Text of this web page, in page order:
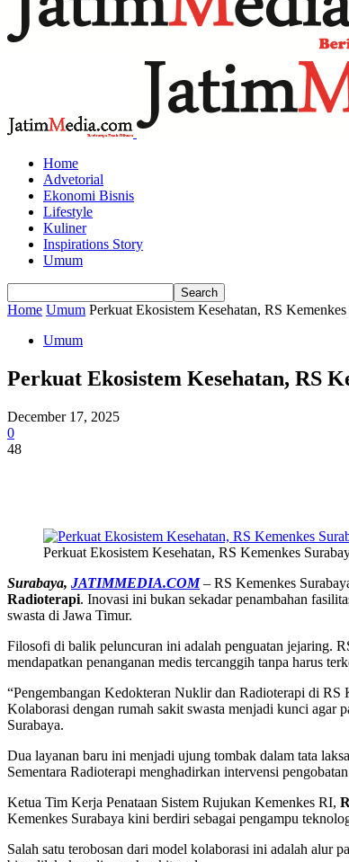
Home
Advetorial
Ekonomi Bisnis
Lifestyle
Kuliner
Inspirations Story
Umum
Home Umum Perkuat Ekosistem Kesehatan, RS
Umum
Perkuat Ekosistem Kesehatan, RS
December 17, 2025
0
48
Perkuat Ekosistem Kesehatan, RS Kemenkes
Surabaya, JATIMMEDIA.COM– RS Kemenkes
Radioterapi. Inovasi ini bukan sekadar penambahan
swasta di Jawa Timur.
Filosofi di balik peluncuran ini adalah penguatan jejaring.
mendapatkan penanganan medis tercanggih tanpa harus
“Pengembangan Kedokteran Nuklir dan Radioterapi di
Kolaborasi dengan rumah sakit swasta menjadi kunci
Surabaya.
Dua layanan baru ini menjadi ujung tombak dalam tata
Sementara Radioterapi menghadirkan intervensi
Ketua Tim Kerja Penataan Sistem Rujukan Kemenkes RI,
Kemenkes Surabaya kini berdiri sebagai pengampu
Salah satu terobosan dari model kolaborasi ini adalah alur